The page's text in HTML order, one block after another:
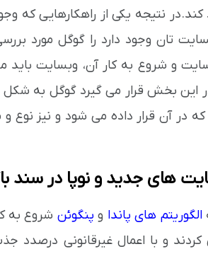
نتیجه یکی از راهکارهایی که
تان وجود دارد را گوگل مورد
و شروع به کار آن، وبسایت
این بخش قرار می گیرد گوگل به شکل
در آن قرار داده می شود و نیز نوع
های جدید و نوپا در سند
الگوریتم های پاندا و پنگوئن شروع به
و با اعمال غیرقانونی درصدد